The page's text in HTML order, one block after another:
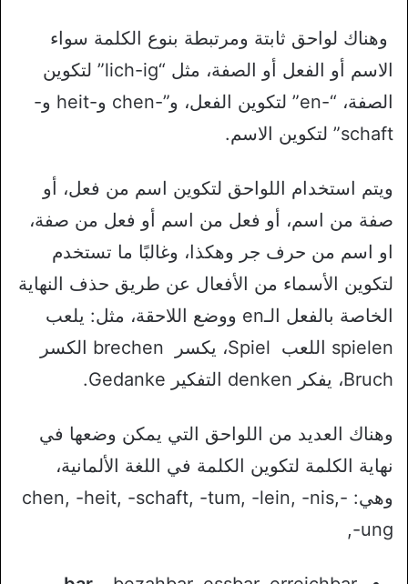
وهناك لواحق ثابتة ومرتبطة بنوع الكلمة سواء
الاسم أو الفعل أو الصفة، مثل “lich-ig” لتكوين
الصفة، “-en” لتكوين الفعل، و”-chen و-heit و-
schaft” لتكوين الاسم.
ويتم استخدام اللواحق لتكوين اسم من فعل، أو
صفة من اسم، أو فعل من اسم أو فعل من صفة،
او اسم من حرف جر وهكذا، وغالبًا ما تستخدم
لتكوين الأسماء من الأفعال عن طريق حذف النهاية
الخاصة بالفعل الـen ووضع اللاحقة، مثل: يلعب
spielen اللعب Spiel، يكسر brechen الكسر
Bruch، يفكر denken التفكير Gedanke.
وهناك العديد من اللواحق التي يمكن وضعها في
نهاية الكلمة لتكوين الكلمة في اللغة الألمانية،
وهي: -chen, -heit, -schaft, -tum, -lein, -nis,
-ung,